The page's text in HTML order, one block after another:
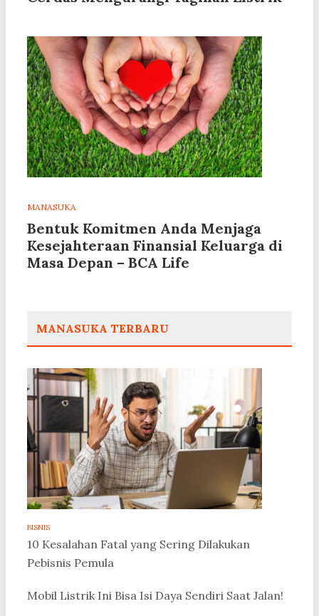
MANASUKA
Bentuk Komitmen Anda Menjaga
Kesejahteraan Finansial Keluarga di
Masa Depan – BCA Life
MANASUKA TERBARU
BISNIS
10 Kesalahan Fatal yang Sering Dilakukan
Pebisnis Pemula
Mobil Listrik Ini Bisa Isi Daya Sendiri Saat Jalan!